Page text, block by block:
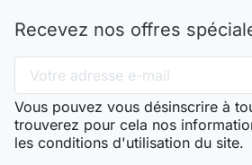
Recevez nos offres
Vous pouvez vous désinscrire à
trouverez pour cela nos
les conditions d'utilisation du site.